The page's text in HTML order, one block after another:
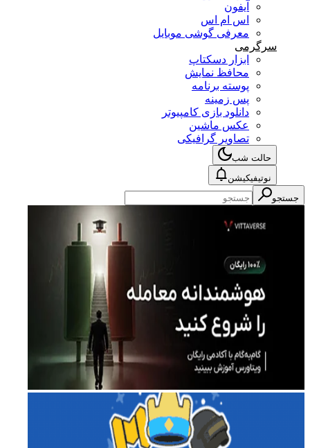
آیفون
اس ام اس
معرفی گوشی موبایل
سرگرمی
ابزار دسکتاپ
محافظ نمایش
پوسته برنامه
پس زمینه
دانلود بازی کامپیوتر
عکس ماشین
تصاویر گرافیکی
حالت شب
نوتیفیکیشن
جستجو